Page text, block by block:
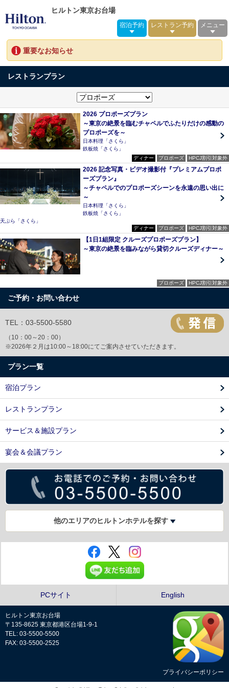
ヒルトン東京お台場
宿泊予約 レストラン予約 メニュー
重要なお知らせ
レストランプラン
2026 プロポーズプラン
～東京の絶景を臨むチャペルでふたりだけの感動の
プロポーズを～
日本料理「さくら」
鉄板焼「さくら」
ディナー
プロポーズ HPCJ割引対象外
2026 記念写真・ビデオ撮影付『プレミアムプロポ
ーズプラン』
～チャペルでのプロポーズシーンを永遠の思い出に
～
日本料理「さくら」
鉄板焼「さくら」
天ぷら「さくら」
ディナー
プロポーズ HPCJ割引対象外
【1日1組限定 クルーズプロポーズプラン】
～東京の絶景を臨みながら貸切クルーズディナー～
プロポーズ HPCJ割引対象外
ご予約・お問い合わせ
TEL：03-5500-5580
（10：00～20：00）
※2026年２月は10:00～18:00にてご案内させていただきます。
プラン一覧
宿泊プラン
レストランプラン
サービス＆施設プラン
宴会＆会議プラン
他のエリアのヒルトンホテルを探す
PCサイト English
ヒルトン東京お台場
〒135-8625 東京都港区台場1-9-1
TEL: 03-5500-5500
FAX: 03-5500-2525
プライバシーポリシー